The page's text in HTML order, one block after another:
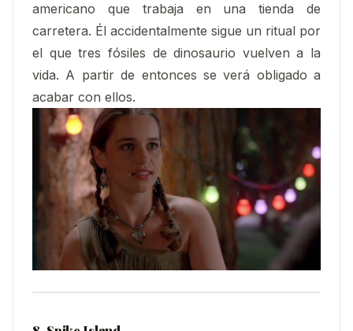
americano que trabaja en una tienda de
carretera. Él accidentalmente sigue un ritual por
el que tres fósiles de dinosaurio vuelven a la
vida. A partir de entonces se verá obligado a
acabar con ellos.